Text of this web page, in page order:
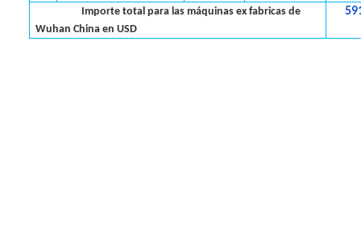
Importe total para las máquinas ex fabricas de
Wuhan China en USD